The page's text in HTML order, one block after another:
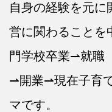
自身の経験を元に
営に関わることを
門学校卒業⇀就職
⇀開業⇀現在子育
マです。